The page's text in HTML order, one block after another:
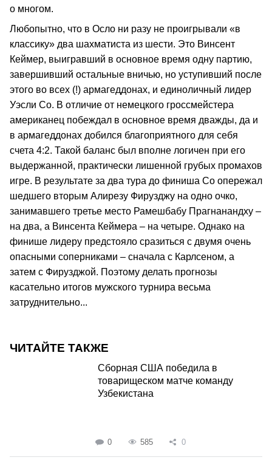
о многом.
Любопытно, что в Осло ни разу не проигрывали «в
классику» два шахматиста из шести. Это Винсент
Кеймер, выигравший в основное время одну партию,
завершивший остальные вничью, но уступивший после
этого во всех (!) армагеддонах, и единоличный лидер
Уэсли Со. В отличие от немецкого гроссмейстера
американец побеждал в основное время дважды, да и
в армагеддонах добился благоприятного для себя
счета 4:2. Такой баланс был вполне логичен при его
выдержанной, практически лишенной грубых промахов
игре. В результате за два тура до финиша Со опережал
шедшего вторым Алирезу Фирузджу на одно очко,
занимавшего третье место Рамешбабу Прагнанандху –
на два, а Винсента Кеймера – на четыре. Однако на
финише лидеру предстояло сразиться с двумя очень
опасными соперниками – сначала с Карлсеном, а
затем с Фирузджой. Поэтому делать прогнозы
касательно итогов мужского турнира весьма
затруднительно...
ЧИТАЙТЕ ТАКЖЕ
Сборная США победила в
товарищеском матче команду
Узбекистана
0 585 0